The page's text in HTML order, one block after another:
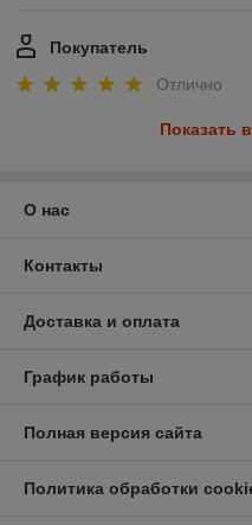
Покупатель
Отлично
Показать
О нас
Контакты
Доставка и оплата
График работы
Полная версия сайта
Политика обработки